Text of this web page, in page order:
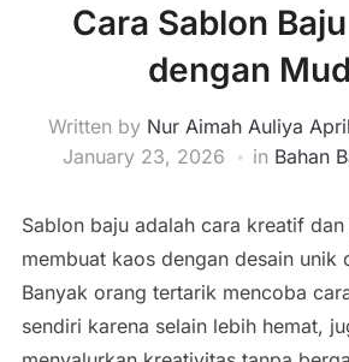
Cara Sablon
dengan
Written by Nur Aimah Auliya
January 23, 2026
in Bahan
Sablon baju adalah cara kreatif
membuat kaos dengan desain unik
Banyak orang tertarik mencoba
sendiri karena selain lebih hemat,